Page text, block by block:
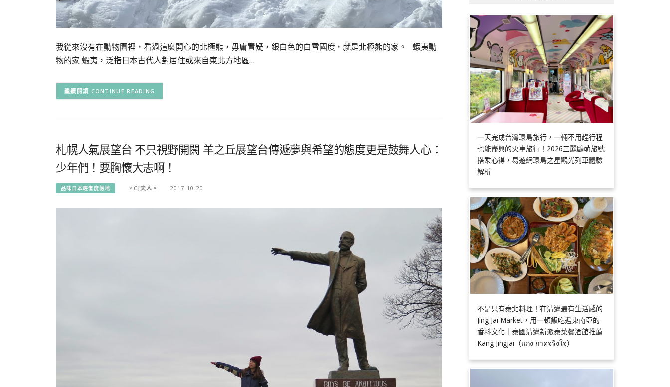
我從來沒有在動物園裡，看過這麼開心的北極熊，毋庸置疑，銀白色的白雪國度，就是北極熊的家。 蝦夷動
物的家 蝦夷，泛指日本古代人對居住或來自東北方地區…
CONTINUE READING
札幌人氣展望台 不只視野開闊 羊之丘展望台傳遞夢與希望的態度更是鼓舞人心：
少年們！要胸懷大志啊！
品味日本輕奢度假地 。CJ夫人。 2017-10-20
一天完成台灣環島旅行，一輛不用趕行程
也能盡興的火車旅行！2026三麗鷗萌旅號
搭乘心得，易遊網環島之星觀光列車體驗
解析
不是只有泰北料理！在清邁最有生活感的
Jing Jai Market，用一頓飯吃遍東南亞的
香料文化｜泰國清邁新派泰菜餐酒館推薦
Kang Jingjai（แกง กาดจริงใจ）